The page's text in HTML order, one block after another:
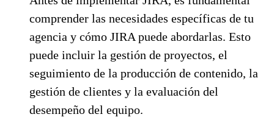
comprender las necesidades específicas de tu
agencia y cómo JIRA puede abordarlas. Esto
puede incluir la gestión de proyectos, el
seguimiento de la producción de contenido, la
gestión de clientes y la evaluación del
desempeño del equipo.